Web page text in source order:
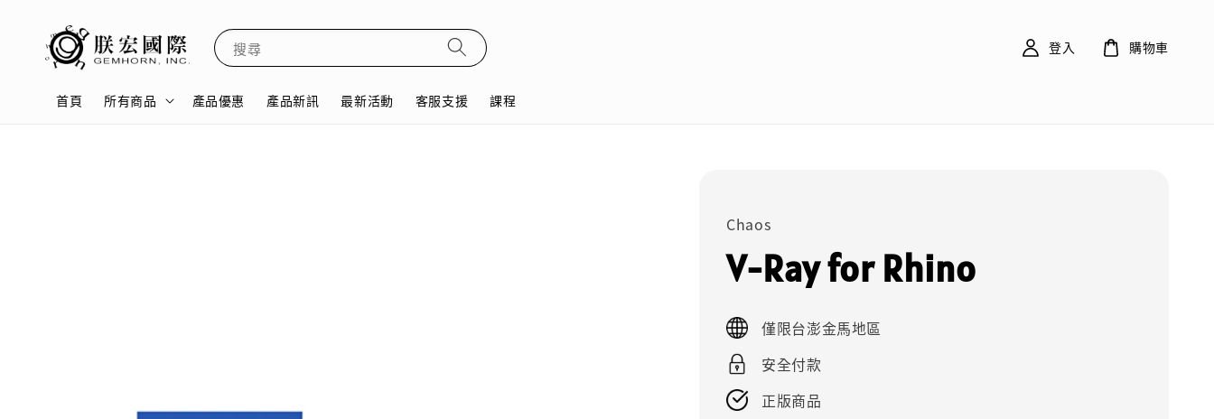
搜尋
首頁 所有商品 產品優惠 產品新訊 最新活動 客服支援 課程
登入 購物車
Chaos
V-Ray for Rhino
僅限台澎金馬地區
安全付款
正版商品